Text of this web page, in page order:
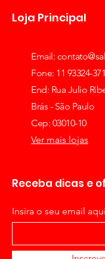
Loja Principal
Email:
Fone: 11 93324-
End: Rua Julio
Brás - São Paulo
Cep: 03010-10
Ver mais lojas
Receba dicas e
Insira o seu email aqui